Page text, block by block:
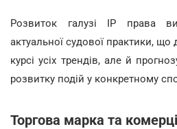
Розвиток галузі IP права
актуальної судової практики,
курсі усіх трендів, але й
розвитку подій у конкретному
Торгова марка та